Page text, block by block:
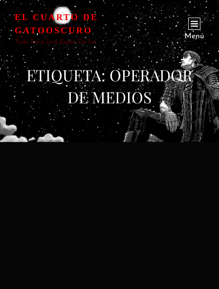
EL CUARTO DE
GATOOSCURO
Todo Tiene Una Razón De Ser
Menú
ETIQUETA: OPERADOR
DE MEDIOS